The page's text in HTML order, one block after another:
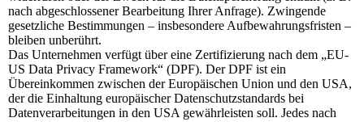
nach abgeschlossener Bearbeitung Ihrer Anfrage). Zwingende
gesetzliche Bestimmungen – insbesondere Aufbewahrungsfristen –
bleiben unberührt.
Das Unternehmen verfügt über eine Zertifizierung nach dem „EU-
US Data Privacy Framework“ (DPF). Der DPF ist ein
Übereinkommen zwischen der Europäischen Union und den USA,
der die Einhaltung europäischer Datenschutzstandards bei
Datenverarbeitungen in den USA gewährleisten soll. Jedes nach